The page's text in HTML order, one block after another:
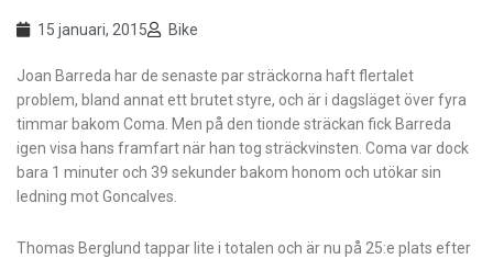
15 januari, 2015 Bike
Joan Barreda har de senaste par sträckorna haft flertalet
problem, bland annat ett brutet styre, och är i dagsläget över fyra
timmar bakom Coma. Men på den tionde sträckan fick Barreda
igen visa hans framfart när han tog sträckvinsten. Coma var dock
bara 1 minuter och 39 sekunder bakom honom och utökar sin
ledning mot Goncalves.
Thomas Berglund tappar lite i totalen och är nu på 25:e plats efter